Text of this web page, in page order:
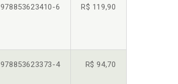
978853623410-6 R$ 119,90
978853623373-4 R$ 94,70